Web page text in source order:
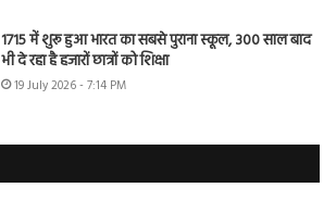
1715 में शुरू हुआ भारत का सबसे पुराना स्कूल, 300 साल बाद
भी दे रहा है हजारों छात्रों को शिक्षा
19 July 2026 - 7:14 PM